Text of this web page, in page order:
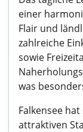
einer
Flair und
zahlreiche
sowie
was
Falkensee
attraktiven